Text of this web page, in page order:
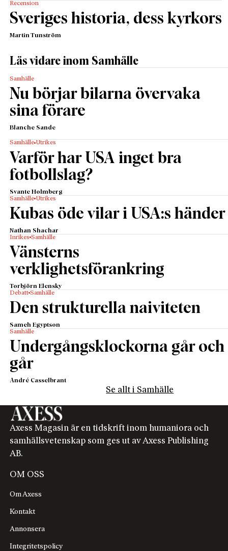
Recension
Sveriges historia, dess kyrkors
Martin Tunström
Läs vidare inom Samhälle
Samhälle
Nu börjar bilarna övervaka
sina förare
Blanche Sande
Samhälle Utrikes
Varför har USA inget bra
fotbollslag?
Svante Holmberg
Samhälle Utrikes
Kubas öde vilar i USA:s händer
Nathan Shachar
Inrikes Samhälle
Vänsterns
verklighetsförankring
Torbjörn Elensky
Debatt Samhälle
Den strukturella naiviteten
Sameh Egyptson
Samhälle
Undergångsklockorna går och
går
André Casselbrant
Se allt i Samhälle
Axess Magasin är en tidskrift inom humaniora och
samhällsvetenskap som ges ut av Axess Publishing
AB.
OM OSS
Om Axess
Kontakt
Annonsera
Integritetspolicy